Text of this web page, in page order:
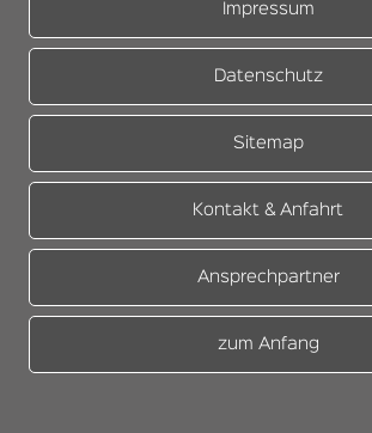
Impressum
Datenschutz
Sitemap
Kontakt & Anfahrt
Ansprechpartner
zum Anfang